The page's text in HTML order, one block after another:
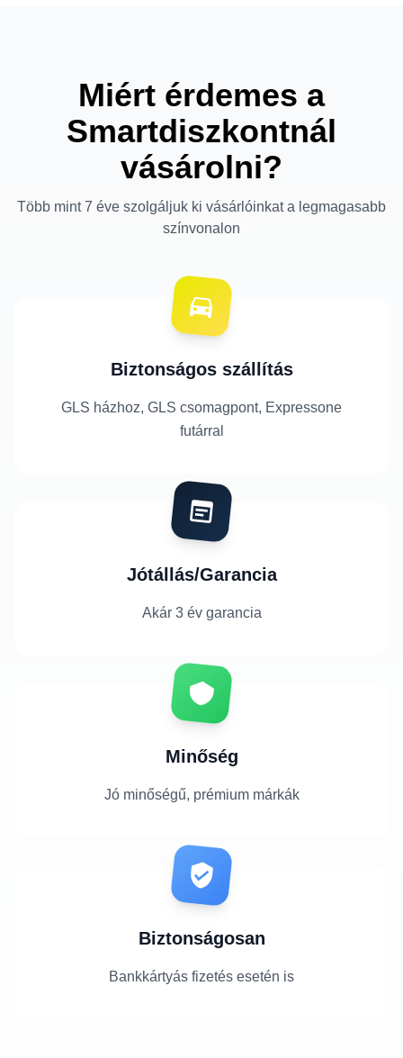
Miért érdemes a
Smartdiszkontnál
vásárolni?
Több mint 7 éve szolgáljuk ki vásárlóinkat a legmagasabb
színvonalon
Biztonságos szállítás
GLS házhoz, GLS csomagpont, Expressone
futárral
Jótállás/Garancia
Akár 3 év garancia
Minőség
Jó minőségű, prémium márkák
Biztonságosan
Bankkártyás fizetés esetén is